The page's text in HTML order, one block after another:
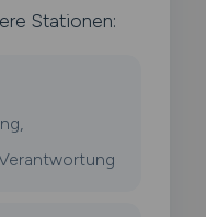
Stationen: